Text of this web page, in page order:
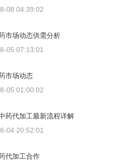
08 04:39:02
市场动态供需分析
05 07:13:01
市场动态
05 01:00:02
药代加工最新流程详解
04 20:52:01
代加工合作